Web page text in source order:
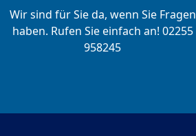
Wir sind für Sie da, wenn Sie Fragen
haben. Rufen Sie einfach an! 02255
958245